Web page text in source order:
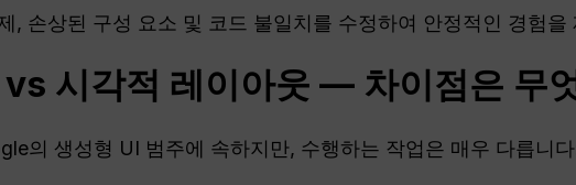
, 손상된 구성 요소 및 코드 불일치를 수정하여 안정적인 경험을
vs 시각적 레이아웃 — 차이점은 무
의 생성형 UI 범주에 속하지만, 수행하는 작업은 매우 다릅니